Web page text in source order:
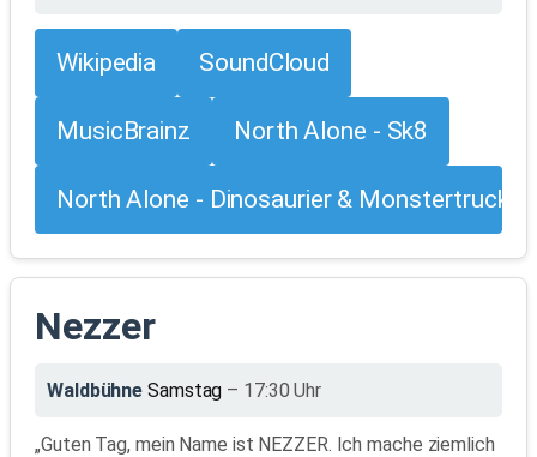
Wikipedia SoundCloud
MusicBrainz North Alone - Sk8
North Alone - Dinosaurier & Monstertrucks
Nezzer
Waldbühne Samstag – 17:30 Uhr
„Guten Tag, mein Name ist NEZZER. Ich mache ziemlich